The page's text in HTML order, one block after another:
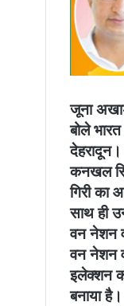
जूना
बोले
देहरादून।
कनखल
गिरी का
साथ ही
वन नेशन
वन नेशन
इलेक्शन
बनाया